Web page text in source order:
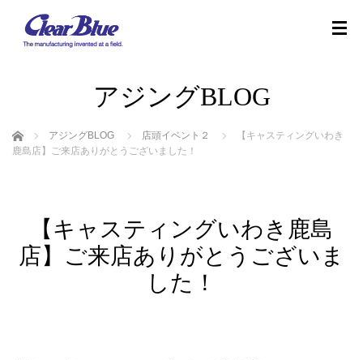
アジングBLOG
ホーム アジングBLOG 店頭イベント２
【キャスティングいわき
鹿島店】ご来店ありがとうございました！
【キャスティングいわき鹿島
店】ご来店ありがとうございま
した！